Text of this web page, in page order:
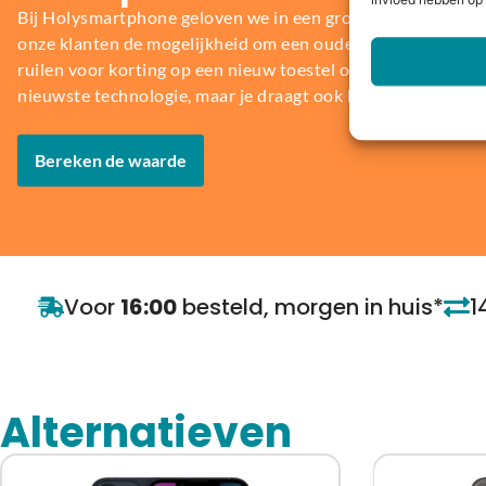
Bij Holysmartphone geloven we in een groene en
onze klanten de mogelijkheid om een oude smartphone,
ruilen voor korting op een nieuw toestel of direct geld. Niet
nieuwste technologie, maar je draagt ook bij aan het
Bereken de waarde
Voor 16:00 besteld, morgen in huis*
Alternatieven